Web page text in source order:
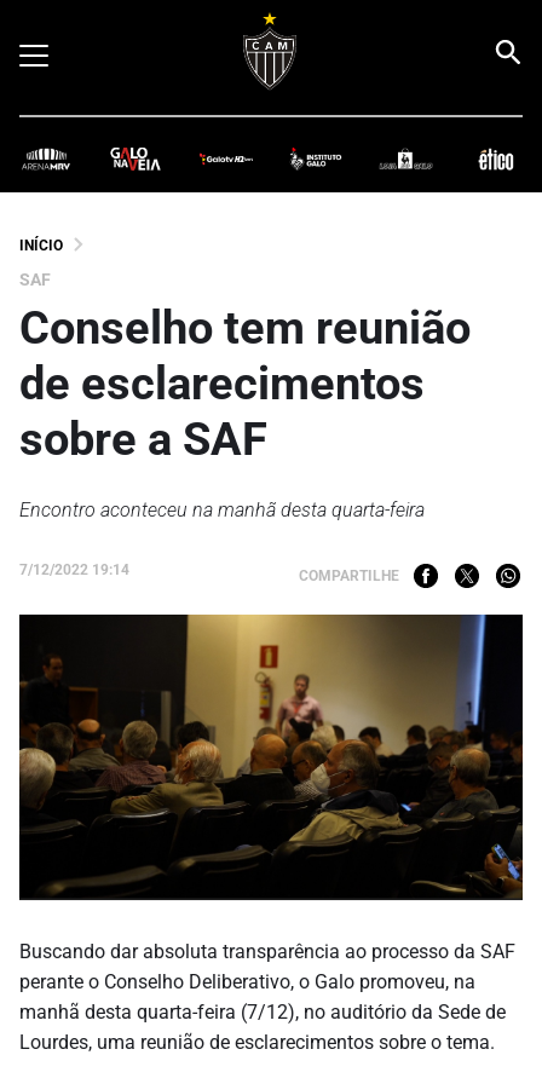
INÍCIO
SAF
Conselho tem reunião
de esclarecimentos
sobre a SAF
Encontro aconteceu na manhã desta quarta-feira
7/12/2022 19:14 COMPARTILHE
Buscando dar absoluta transparência ao processo da SAF
perante o Conselho Deliberativo, o Galo promoveu, na
manhã desta quarta-feira (7/12), no auditório da Sede de
Lourdes, uma reunião de esclarecimentos sobre o tema.